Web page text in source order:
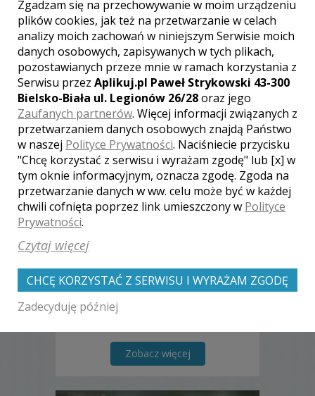
Marcin - Kłodzko
1650 zł/ sesja
Ocena:
Z czasem marzenia zostają zastąpione
przez wspomnienia i wtedy właśnie
moje zdjęcia pozwolą się cieszyć
Państwu na nowo, dawno utraconą w
pamięci sytuacją, miejscem, chwilą.
zdjęcia ślubne wykonane w
profesjonalny sposób.
Zobacz więcej
Zgadzam się na przechowywanie w moim urządzeniu
plików cookies, jak też na przetwarzanie w celach
analizy moich zachowań w niniejszym Serwisie moich
danych osobowych, zapisywanych w tych plikach,
pozostawianych przeze mnie w ramach korzystania z
Serwisu przez Aplikuj.pl Paweł Strykowski 43-300
Bielsko-Biała ul. Legionów 26/28oraz jego
Zaufanych partnerów. Więcej informacji związanych z
przetwarzaniem danych osobowych znajdą Państwo
w naszej Polityce Prywatności. Naciśniecie przycisku
"Chcę korzystać z serwisu i wyrażam zgodę" lub [x] w
tym oknie informacyjnym, oznacza zgodę. Zgoda na
przetwarzanie danych w ww. celu może być w każdej
chwili cofnięta poprzez link umieszczony w Polityce
Prywatności.
Czytaj więcej
CHCĘ KORZYSTAĆ Z SERWISU I WYRAŻAM ZGODĘ
Zadecyduję później